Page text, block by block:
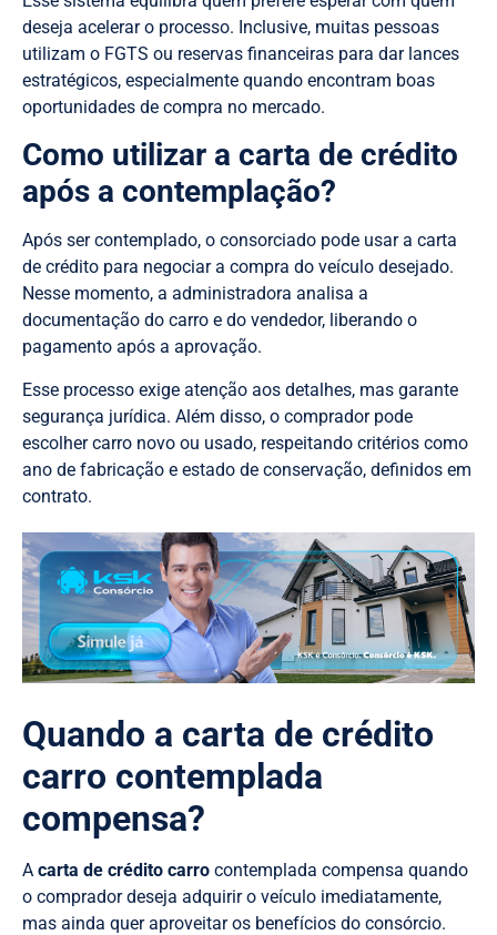
deseja acelerar o processo. Inclusive, muitas pessoas
utilizam o FGTS ou reservas financeiras para dar lances
estratégicos, especialmente quando encontram boas
oportunidades de compra no mercado.
Como utilizar a carta de crédito
após a contemplação?
Após ser contemplado, o consorciado pode usar a carta
de crédito para negociar a compra do veículo desejado.
Nesse momento, a administradora analisa a
documentação do carro e do vendedor, liberando o
pagamento após a aprovação.
Esse processo exige atenção aos detalhes, mas garante
segurança jurídica. Além disso, o comprador pode
escolher carro novo ou usado, respeitando critérios como
ano de fabricação e estado de conservação, definidos em
contrato.
Quando a carta de crédito
carro contemplada
compensa?
A carta de crédito carro contemplada compensa quando
o comprador deseja adquirir o veículo imediatamente,
mas ainda quer aproveitar os benefícios do consórcio.